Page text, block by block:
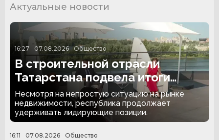
Актуальные новости
16:27 07.08.2026 Общество
В строительной отрасли
Татарстана подвела итоги
полугодия
Несмотря на непростую ситуацию на рынке
недвижимости, республика продолжает
удерживать лидирующие позиции.
16:11 07.08.2026 Общество